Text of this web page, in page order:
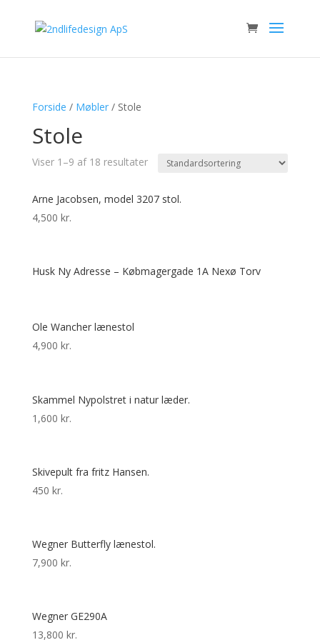
Forside / Møbler/ Stole
Stole
Viser 1–9 af 18 resultater
Arne Jacobsen, model 3207 stol.
4,500 kr.
Husk Ny Adresse – Købmagergade 1A Nexø Torv
Ole Wancher lænestol
4,900 kr.
Skammel Nypolstret i natur læder.
1,600 kr.
Skivepult fra fritz Hansen.
450 kr.
Wegner Butterfly lænestol.
7,900 kr.
Wegner GE290A
13,800 kr.